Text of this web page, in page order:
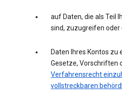
auf Daten, die als Teil
sind, zuzugreifen oder
Daten Ihres Kontos zu
Gesetze, Vorschriften
Verfahrensrecht
vollstreckbaren